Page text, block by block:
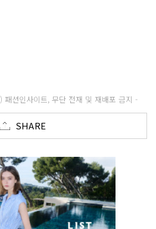
션인사이트, 무단 전재 및 재배포 금지 -
SHARE